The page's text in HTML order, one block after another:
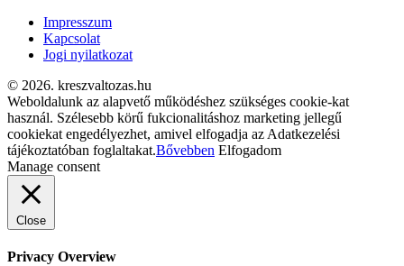
Impresszum
Kapcsolat
Jogi nyilatkozat
© 2026. kreszvaltozas.hu
Weboldalunk az alapvető működéshez szükséges cookie-kat
használ. Szélesebb körű fukcionalitáshoz marketing jellegű
cookiekat engedélyezhet, amivel elfogadja az Adatkezelési
tájékoztatóban foglaltakat.Bővebben Elfogadom
Manage consent
Close
Privacy Overview